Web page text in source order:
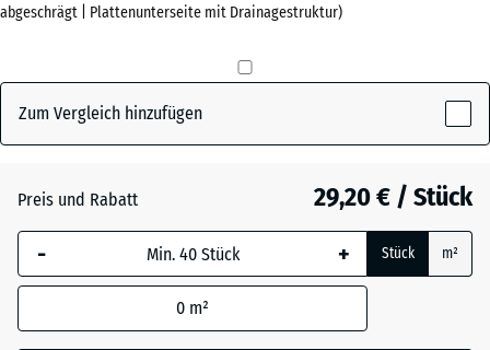
Farbpalette
Granit(active)
Atlantik
Dunkelgrauer
abgeschrägt | Plattenunterseite mit Drainagestruktur)
Zum Vergleich hinzufügen
Preis und Rabatt 29,20 € / Stück
- + Stück m²
0 m²